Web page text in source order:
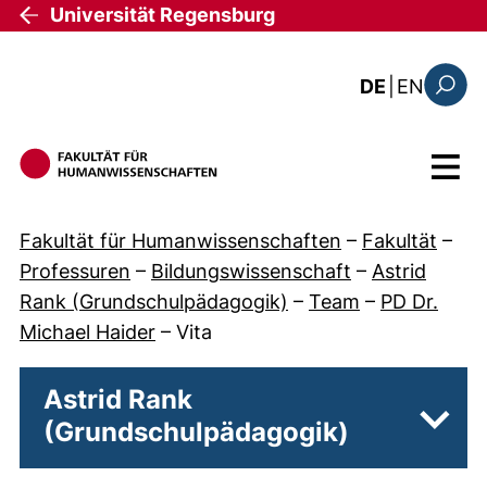
Direkt zum Inhalt
Universität Regensburg
DE EN: the
Menü
Fakultät für Humanwissenschaften – Fakultät –
Professuren – Bildungswissenschaft – Astrid
Rank (Grundschulpädagogik) – Team – PD Dr.
Michael Haider – Vita
Astrid Rank
(Grundschulpädagogik)